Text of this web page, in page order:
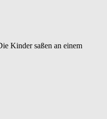
Kinder saßen an einem